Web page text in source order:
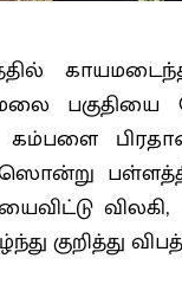
– கம்பளை
குறித்து